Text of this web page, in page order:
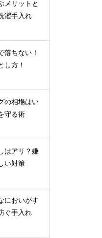
メリットと
濯手入れ
落ちない！
し方！
の相場はい
守る術
はアリ？嫌
い対策
においがす
ぐ手入れ